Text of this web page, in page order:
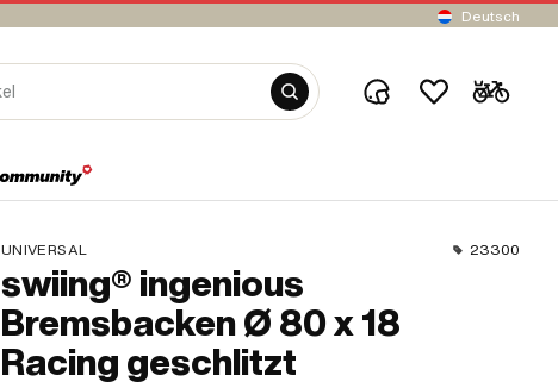
Deutsch
UNIVERSAL 23300
swiing® ingenious
Bremsbacken Ø 80 x 18
Racing geschlitzt